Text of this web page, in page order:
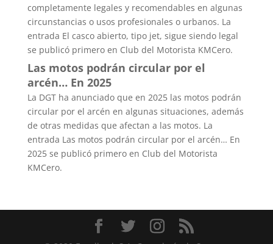
completamente legales y recomendables en algunas
circunstancias o usos profesionales o urbanos. La
entrada El casco abierto, tipo jet, sigue siendo legal
se publicó primero en Club del Motorista KMCero.
Las motos podrán circular por el
arcén… En 2025
La DGT ha anunciado que en 2025 las motos podrán
circular por el arcén en algunas situaciones, además
de otras medidas que afectan a las motos. La
entrada Las motos podrán circular por el arcén… En
2025 se publicó primero en Club del Motorista
KMCero.